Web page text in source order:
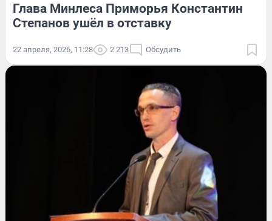
Глава Минлеса Приморья Константин
Степанов ушёл в отставку
22 апреля, 2026, 11:28 2 213 Обсудить